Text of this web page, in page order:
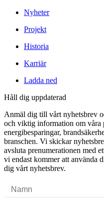
Nyheter
Projekt
Historia
Karriär
Ladda ned
Håll dig uppdaterad
Anmäl dig till vårt nyhetsbrev
och viktig information om våra
energibesparingar,
branschen. Vi skickar
avsluta prenumerationen med
vi endast kommer att använda
dig vårt nyhetsbrev.